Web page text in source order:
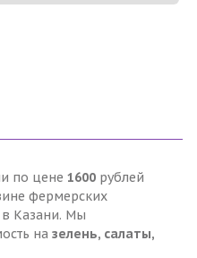
по цене 1600 рублей
фермерских
в Казани. Мы
на зелень, салаты,